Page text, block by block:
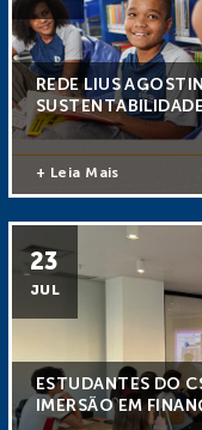
REDE LIUS
+ Leia Mais
23
JUL
ESTUDANTES DO
IMERSÃO EM